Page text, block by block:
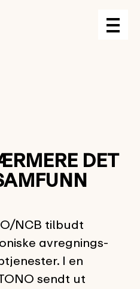
DET
NCB tilbudt
avregnings-
I en
sendt ut